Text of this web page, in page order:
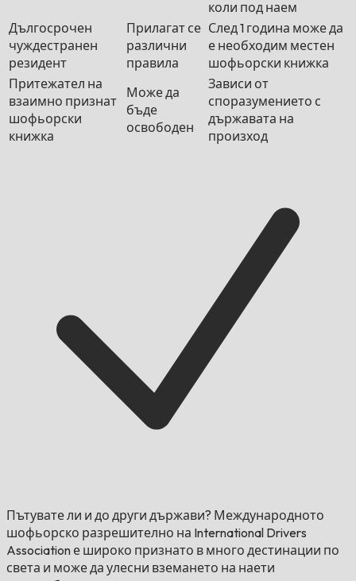
коли под наем
Дългосрочен
чуждестранен
резидент
Прилагат се
различни
правила
След 1 година може да
е необходим местен
шофьорски книжка
Притежател на
взаимно признат
шофьорски
книжка
Може да
бъде
освободен
Зависи от
споразумението с
държавата на
произход
Пътувате ли и до други държави? Международното
шофьорско разрешително на International Drivers
Association е широко признато в много дестинации по
света и може да улесни вземането на наети